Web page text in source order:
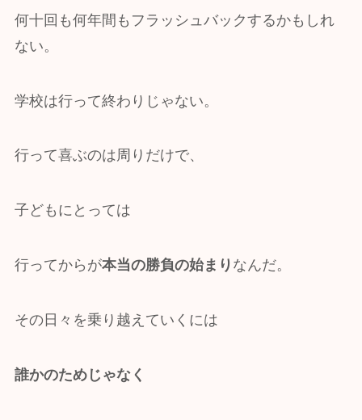
何十回も何年間もフラッシュバックするかもしれ
ない。
学校は行って終わりじゃない。
行って喜ぶのは周りだけで、
子どもにとっては
行ってからが本当の勝負の始まり なんだ。
その日々を乗り越えていくには
誰かのためじゃなく